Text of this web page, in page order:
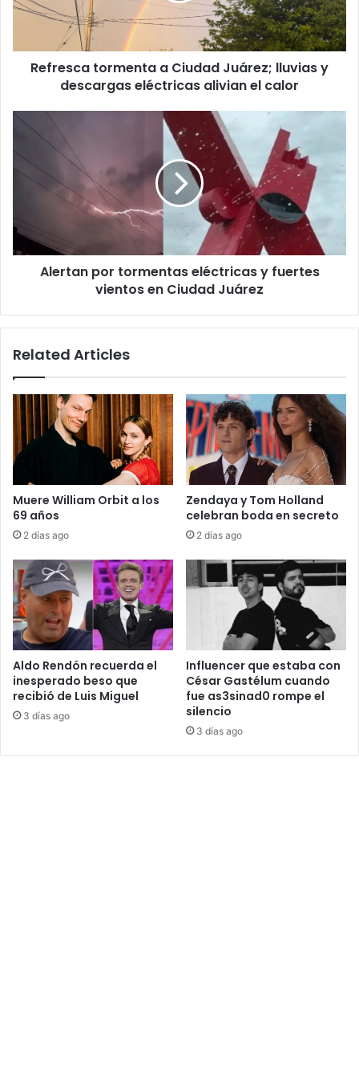
eléctricas
alivianRefresca tormenta a Ciudad Juárez; lluvias y
descargas eléctricas alivian el calor
Alertan
tormentas
en
Ciudad
JuárezAlertan por tormentas eléctricas y fuertes
vientos en Ciudad Juárez
Related Articles
Muere William Orbit a los
69 años
2 días ago
Zendaya y Tom Holland
celebran boda en secreto
2 días ago
Aldo Rendón recuerda el
inesperado beso que
recibió de Luis Miguel
3 días ago
Influencer que estaba con
César Gastélum cuando
fue as3sinad0 rompe el
silencio
3 días ago